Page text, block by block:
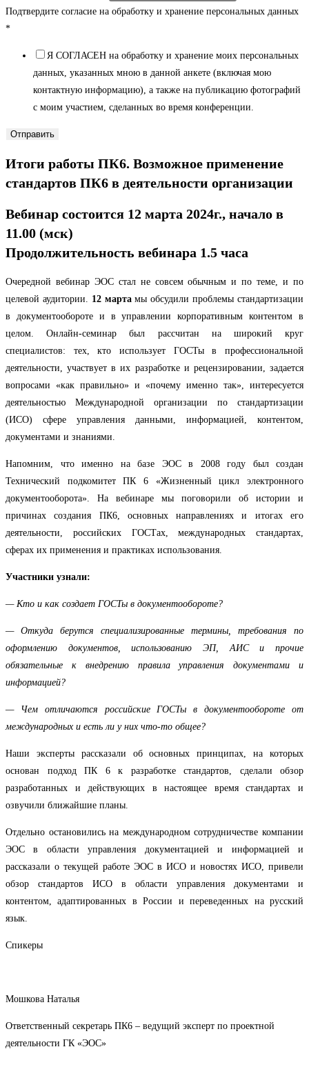
Подтвердите согласие на обработку и хранение персональных данных
*
Я СОГЛАСЕН на обработку и хранение моих персональных
данных, указанных мною в данной анкете (включая мою
контактную информацию), а также на публикацию фотографий
с моим участием, сделанных во время конференции.
Отправить
Итоги работы ПК6. Возможное применение
стандартов ПК6 в деятельности организации
Вебинар состоится 12 марта 2024г., начало в
11.00 (мск)
Продолжительность вебинара 1.5 часа
Очередной вебинар ЭОС стал не совсем обычным и по теме, и по
целевой аудитории. 12 мартамы обсудили проблемы стандартизации
в документообороте и в управлении корпоративным контентом в
целом. Онлайн-семинар был рассчитан на широкий круг
специалистов: тех, кто использует ГОСТы в профессиональной
деятельности, участвует в их разработке и рецензировании, задается
вопросами «как правильно» и «почему именно так», интересуется
деятельностью Международной организации по стандартизации
(ИСО) сфере управления данными, информацией, контентом,
документами и знаниями.
Напомним, что именно на базе ЭОС в 2008 году был создан
Технический подкомитет ПК 6 «Жизненный цикл электронного
документооборота». На вебинаре мы поговорили об истории и
причинах создания ПК6, основных направлениях и итогах его
деятельности, российских ГОСТах, международных стандартах,
сферах их применения и практиках использования.
Участники узнали:
— Кто и как создает ГОСТы в документообороте?
— Откуда берутся специализированные термины, требования по
оформлению документов, использованию ЭП, АИС и прочие
обязательные к внедрению правила управления документами и
информацией?
— Чем отличаются российские ГОСТы в документообороте от
международных и есть ли у них что-то общее?
Наши эксперты рассказали об основных принципах, на которых
основан подход ПК 6 к разработке стандартов, сделали обзор
разработанных и действующих в настоящее время стандартах и
озвучили ближайшие планы.
Отдельно остановились на международном сотрудничестве компании
ЭОС в области управления документацией и информацией и
рассказали о текущей работе ЭОС в ИСО и новостях ИСО, привели
обзор стандартов ИСО в области управления документами и
контентом, адаптированных в России и переведенных на русский
язык.
Спикеры
Мошкова Наталья
Ответственный секретарь ПК6 – ведущий эксперт по проектной
деятельности ГК «ЭОС»